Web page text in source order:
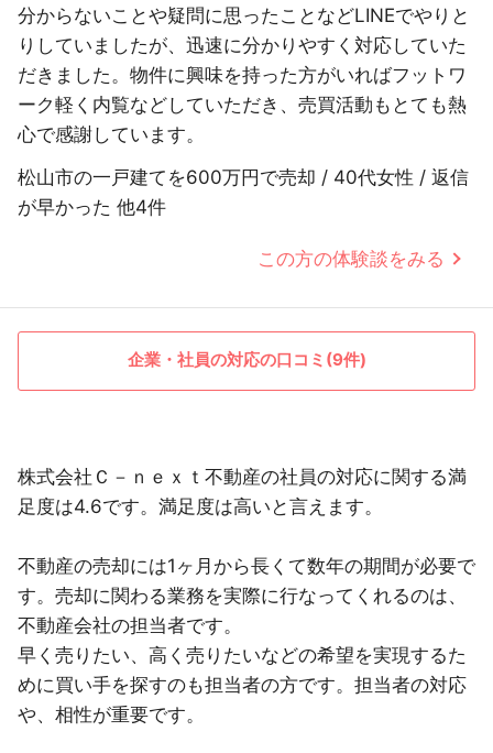
分からないことや疑問に思ったことなどLINEでやりと
りしていましたが、迅速に分かりやすく対応していた
だきました。物件に興味を持った方がいればフットワ
ーク軽く内覧などしていただき、売買活動もとても熱
心で感謝しています。
松山市の一戸建てを600万円で売却 / 40代女性 / 返信
が早かった 他4件
この方の体験談をみる
企業・社員の対応の口コミ(9件)
株式会社Ｃ－ｎｅｘｔ不動産の社員の対応に関する満
足度は4.6です。満足度は高いと言えます。
不動産の売却には1ヶ月から長くて数年の期間が必要で
す。売却に関わる業務を実際に行なってくれるのは、
不動産会社の担当者です。
早く売りたい、高く売りたいなどの希望を実現するた
めに買い手を探すのも担当者の方です。担当者の対応
や、相性が重要です。